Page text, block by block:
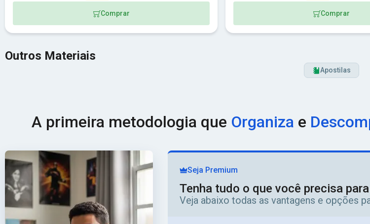
Comprar Comprar
Outros Materiais
Apostilas
A primeira metodologia que Organiza e
Seja Premium
Tenha tudo o que você precisa
Veja abaixo todas as vantagens e opções